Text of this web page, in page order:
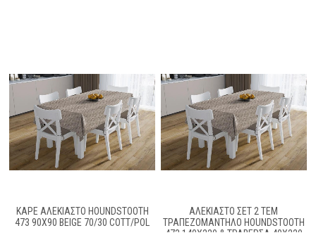
ΚΑΡΈ ΑΛΈΚΙΑΣΤΟ HOUNDSTOOTH
473 90X90 BEIGE 70/30 COTT/POL
ΑΛΈΚΙΑΣΤΟ ΣΕΤ 2 ΤΕΜ
ΤΡΑΠΕΖΟΜΆΝΤΗΛΟ HOUNDSTOOTH
473 140X220 & ΤΡΑΒΈΡΣΑ 40X220